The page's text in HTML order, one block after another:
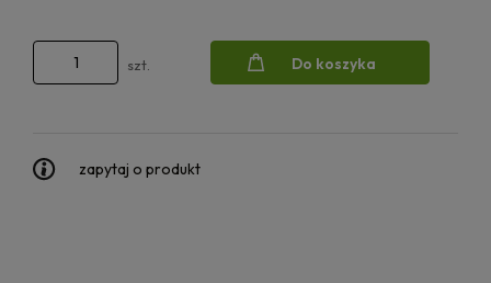
szt. Do koszyka
zapytaj o produkt